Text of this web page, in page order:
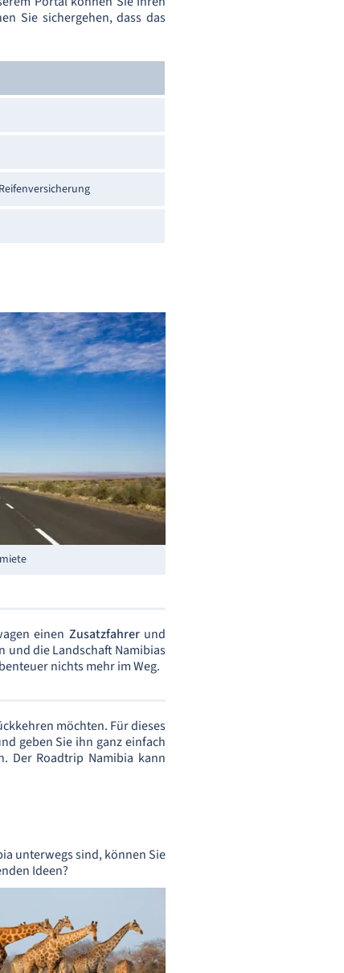
Sie sichergehen, dass das
einen Zusatzfahrer und
und die Landschaft Namibias
nichts mehr im Weg.
möchten. Für dieses
geben Sie ihn ganz einfach
Der Roadtrip Namibia kann
unterwegs sind, können Sie
Ideen?